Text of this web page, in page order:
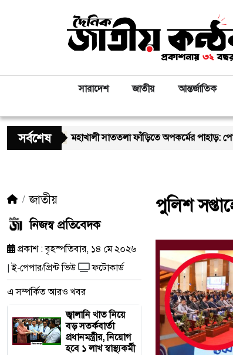
সারাদেশ জাতীয় আন্তর্জাতিক
সর্বশেষ
মহাখালী সাততলা ফাঁড়িতে অপকর্মের পাহাড়: পোশাকের আড়ালে
জাতীয়
নিজস্ব প্রতিবেদক
প্রকাশ : বৃহস্পতিবার, ১৪ মে ২০২৬
| ই-পেপার/প্রিন্ট ভিউ
ফটোকার্ড
এ সম্পর্কিত আরও খবর
জ্বালানি খাত নিয়ে
বড় সতর্কবার্তা
প্রধানমন্ত্রীর, নিয়োগ
হবে ১ লাখ স্বাস্থ্যকর্মী
পুলিশ